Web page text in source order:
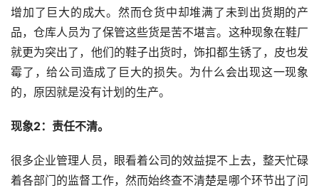
增加了巨大的成大。然而仓货中却堆满了未到出货期的产
品，仓库人员为了保管这些货是苦不堪言。这种现象在鞋厂
就更为突出了，他们的鞋子出货时，饰扣都生锈了，皮也发
霉了，给公司造成了巨大的损失。为什么会出现这一现象
的，原因就是没有计划的生产。
现象2：责任不清。
很多企业管理人员，眼看着公司的效益提不上去，整天忙碌
着各部门的监督工作，然而始终查不清楚是哪个环节出了问